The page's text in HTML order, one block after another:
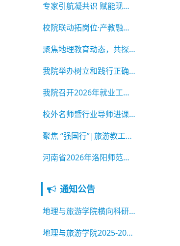
专家引航凝共识 赋能现代产业学院高质量建设
校院联动拓岗位·产教融合育英才 ——我院举办
聚焦地理教育动态，共探学术提质之道——杨娅娜
我院举办树立和践行正确政绩观学习教育读书班
我院召开2026年就业工作部署会
校外名师暨行业导师进课堂│融河洛文化于教学
聚焦 “强国行”|旅游教工党支部与MTA师生赴栾
河南省2026年洛阳师范学院新产业新业态（休闲农
通知公告
地理与旅游学院横向科研项目立项公示
地理与旅游学院2025-2026学年 毕业生校级三好学生、三好学生标